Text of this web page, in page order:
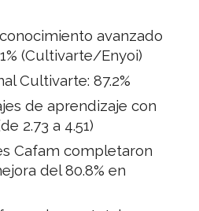
avanzado
(Cultivarte/Enyoi)
Cultivarte: 87.2%
de aprendizaje con
2.73 a 4.51)
Cafam completaron
del 80.8% en